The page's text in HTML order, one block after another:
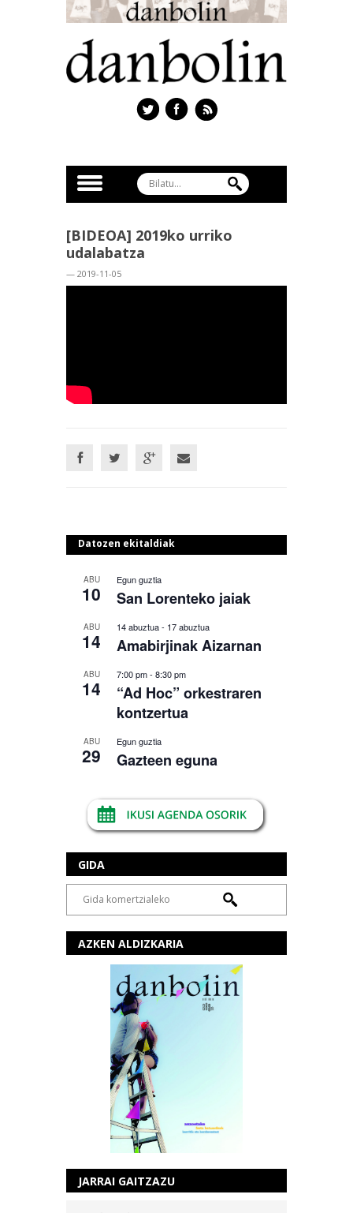
[BIDEOA] 2019ko urriko
udalabatza
— 2019-11-05
Datozen ekitaldiak
ABU
10
Egun guztia
San Lorenteko jaiak
ABU
14
14 abuztua- 17 abuztua
Amabirjinak Aizarnan
ABU
14
7:00 pm- 8:30 pm
“Ad Hoc” orkestraren
kontzertua
ABU
29
Egun guztia
Gazteen eguna
GIDA
AZKEN ALDIZKARIA
JARRAI GAITZAZU